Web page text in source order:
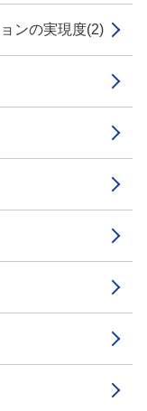
ンの実現度(2)